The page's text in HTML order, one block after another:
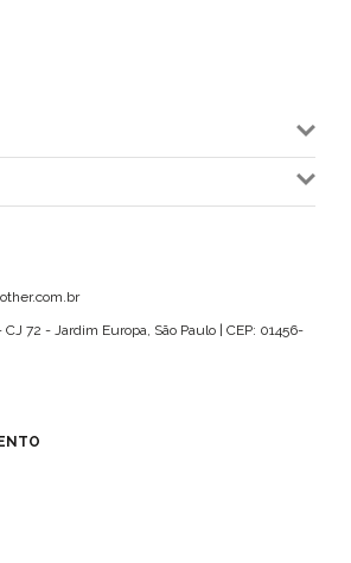
72 - Jardim Europa, São Paulo | CEP: 01456-